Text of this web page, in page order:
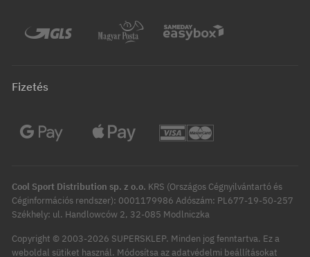
Fizetés
Cool Sport Distribution sp. z o.o. KRS (Országos Cégnyilvántartó és
Céginformációs rendszer): 0001179986 Adószám: PL677-19-50-257
Székhely: ul. Handlowców 2, 32-085 Modlniczka
Copyright © 2003-2026 SUPERSKLEP. Minden jog fenntartva. Ez a
weboldal sütiket használ. Módosítsa az adatvédelmi beállításokat